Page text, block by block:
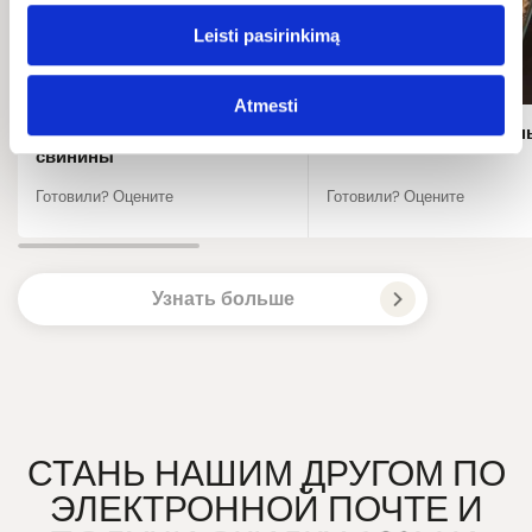
Leisti pasirinkimą
Atmesti
Копченая приправа для
свинины
Готовили? Оцените
Приправа для
Готовили? Оцените
Узнать больше
СТАНЬ НАШИМ ДРУГОМ ПО
ЭЛЕКТРОННОЙ ПОЧТЕ И